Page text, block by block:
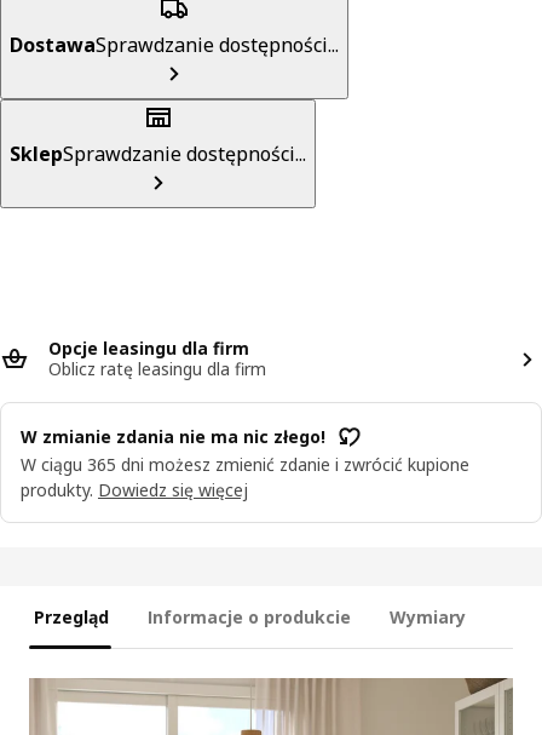
DostawaSprawdzanie dostępności...
SklepSprawdzanie dostępności...
Opcje leasingu dla firm
Oblicz ratę leasingu dla firm
W zmianie zdania nie ma nic złego!
W ciągu 365 dni możesz zmienić zdanie i zwrócić kupione
produkty. Dowiedz się więcej
Przegląd Informacje o produkcie Wymiary